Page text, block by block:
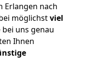
Erlangen nach
möglichstviel
bei uns genau
Ihnen